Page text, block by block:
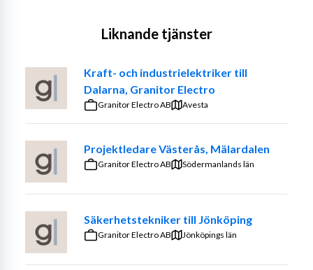
Liknande tjänster
Kraft- och industrielektriker till
Dalarna, Granitor Electro
Granitor Electro AB Avesta
Projektledare Västerås, Mälardalen
Granitor Electro AB Södermanlands län
Säkerhetstekniker till Jönköping
Granitor Electro AB Jönköpings län